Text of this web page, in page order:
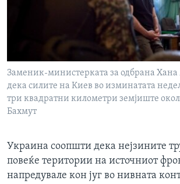
Заменик-министерката за одбрана
дека силите на Киев во изминатата
три квадратни километри земјиште
Бахмут
Украина соопшти дека нејзините
повеќе територии на источниот
напредувале кон југ во нивната